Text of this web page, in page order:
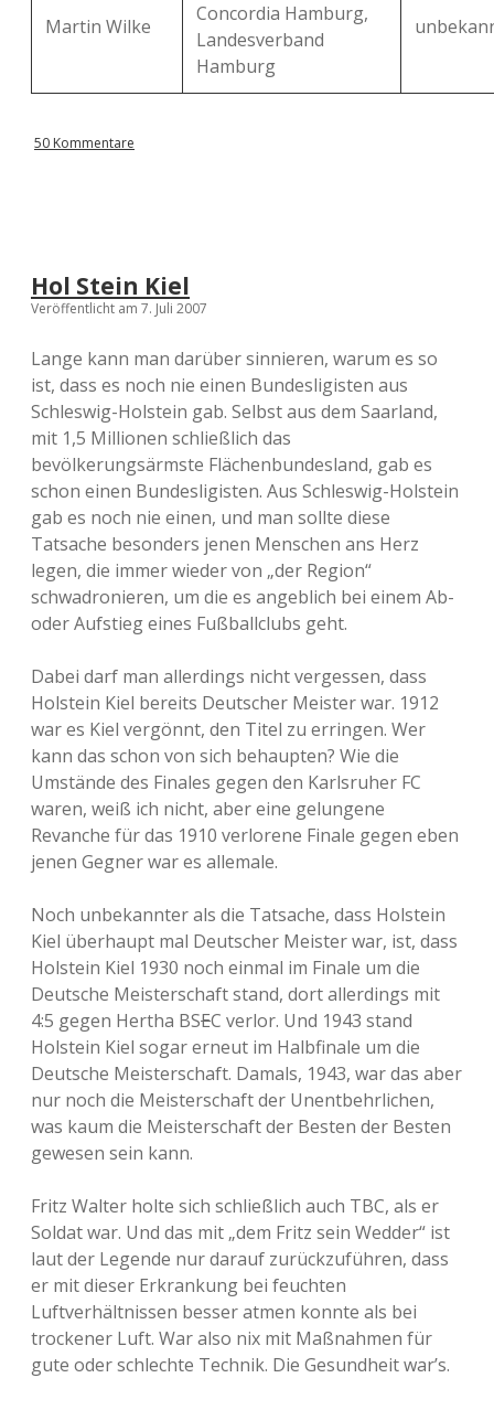
Martin Wilke
Concordia Hamburg,
Landesverband
Hamburg
50 Kommentare
Hol Stein Kiel
Veröffentlicht am 7. Juli 2007
Lange kann man darüber sinnieren, warum es so
ist, dass es noch nie einen Bundesligisten aus
Schleswig-Holstein gab. Selbst aus dem Saarland,
mit 1,5 Millionen schließlich das
bevölkerungsärmste Flächenbundesland, gab es
schon einen Bundesligisten. Aus Schleswig-Holstein
gab es noch nie einen, und man sollte diese
Tatsache besonders jenen Menschen ans Herz
legen, die immer wieder von „der Region“
schwadronieren, um die es angeblich bei einem Ab-
oder Aufstieg eines Fußballclubs geht.
Dabei darf man allerdings nicht vergessen, dass
Holstein Kiel bereits Deutscher Meister war. 1912
war es Kiel vergönnt, den Titel zu erringen. Wer
kann das schon von sich behaupten? Wie die
Umstände des Finales gegen den Karlsruher FC
waren, weiß ich nicht, aber eine gelungene
Revanche für das 1910 verlorene Finale gegen eben
jenen Gegner war es allemale.
Noch unbekannter als die Tatsache, dass Holstein
Kiel überhaupt mal Deutscher Meister war, ist, dass
Holstein Kiel 1930 noch einmal im Finale um die
Deutsche Meisterschaft stand, dort allerdings mit
4:5 gegen Hertha BSEC verlor. Und 1943 stand
Holstein Kiel sogar erneut im Halbfinale um die
Deutsche Meisterschaft. Damals, 1943, war das aber
nur noch die Meisterschaft der Unentbehrlichen,
was kaum die Meisterschaft der Besten der Besten
gewesen sein kann.
Fritz Walter holte sich schließlich auch TBC, als er
Soldat war. Und das mit „dem Fritz sein Wedder“ ist
laut der Legende nur darauf zurückzuführen, dass
er mit dieser Erkrankung bei feuchten
Luftverhältnissen besser atmen konnte als bei
trockener Luft. War also nix mit Maßnahmen für
gute oder schlechte Technik. Die Gesundheit war’s.